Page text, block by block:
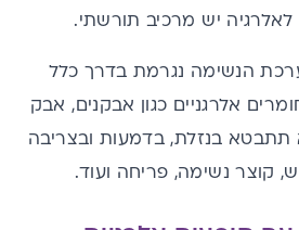
יש מרכיב תורשתי.
הנשימה נגרמת בדרך כלל
אלרגניים כגון אבקנים, אבק
תתבטא בנזלת, בדמעות ובצריבה
קוצר נשימה, פריחה ועוד.